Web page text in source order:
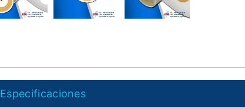
Especificaciones